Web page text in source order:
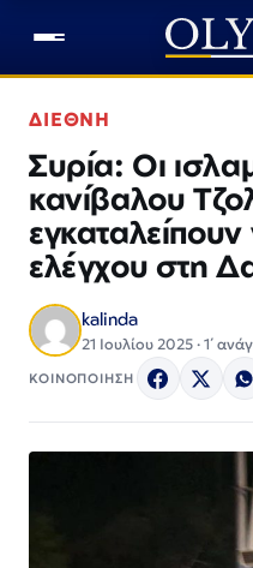
ΔΙΕΘΝΗ
Συρία: Οι
κανίβαλου
ελέγχου στη
kalinda
21 Ιουλίου 2025 · 1΄
ΚΟΙΝΟΠΟΙΗΣΗ